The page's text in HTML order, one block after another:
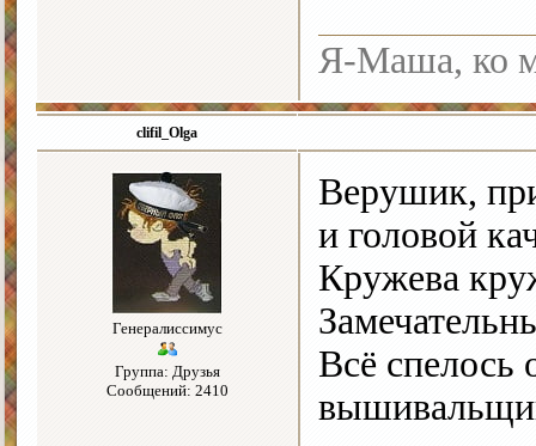
Я-Маша, ко
clifil_Olga
Генералиссимус
Группа: Друзья
Сообщений: 2410
Верушик,
и головой
Кружева
Всё спелось